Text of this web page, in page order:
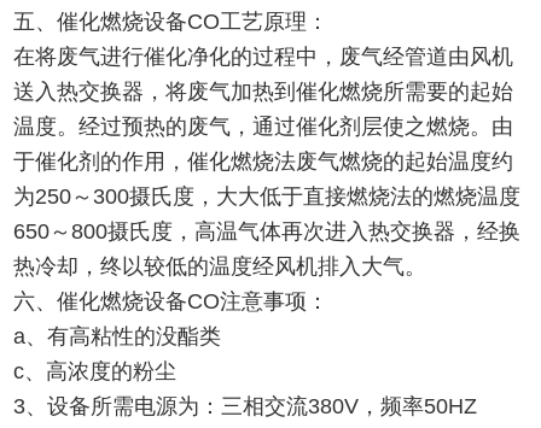
五、催化燃烧设备CO工艺原理：
在将废气进行催化净化的过程中，废气经管道由风机
送入热交换器，将废气加热到催化燃烧所需要的起始
温度。经过预热的废气，通过催化剂层使之燃烧。由
于催化剂的作用，催化燃烧法废气燃烧的起始温度约
为250～300摄氏度，大大低于直接燃烧法的燃烧温度
650～800摄氏度，高温气体再次进入热交换器，经换
热冷却，终以较低的温度经风机排入大气。
六、催化燃烧设备CO注意事项：
a、有高粘性的没酯类
c、高浓度的粉尘
3、设备所需电源为：三相交流380V，频率50HZ